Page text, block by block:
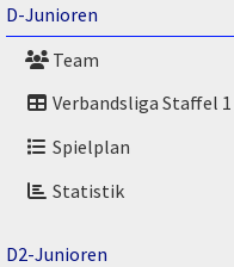
D-Junioren
Team
Verbandsliga Staffel 1
Spielplan
Statistik
D2-Junioren